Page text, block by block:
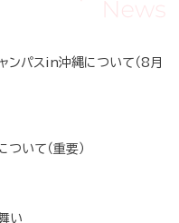
ンパスin沖縄について（8月
いて（重要）
い